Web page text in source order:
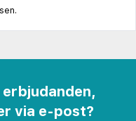
via e-post?